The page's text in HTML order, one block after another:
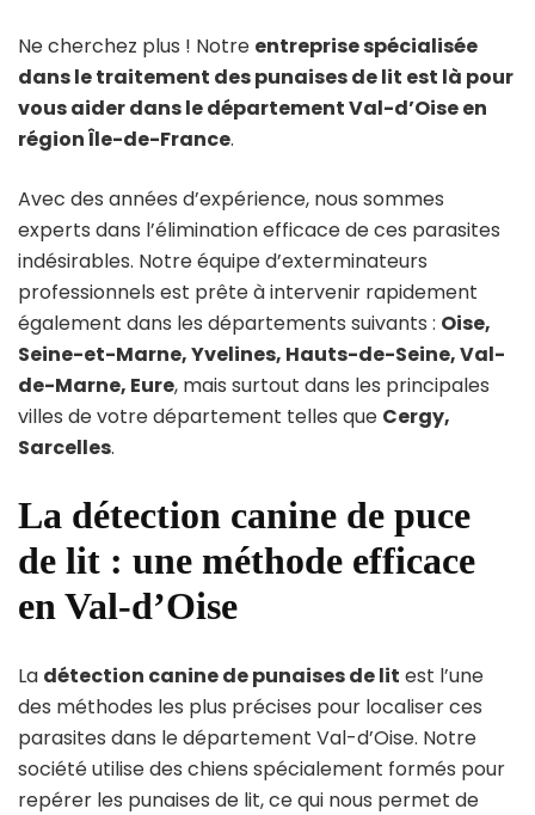
Ne cherchez plus ! Notre entreprise spécialisée
dans le traitement des punaises de lit est là pour
vous aider dans le département Val-d’Oise en
région Île-de-France.
Avec des années d’expérience, nous sommes
experts dans l’élimination efficace de ces parasites
indésirables. Notre équipe d’exterminateurs
professionnels est prête à intervenir rapidement
également dans les départements suivants : Oise,
Seine-et-Marne, Yvelines, Hauts-de-Seine, Val-
de-Marne, Eure, mais surtout dans les principales
villes de votre département telles que Cergy,
Sarcelles.
La détection canine de puce
de lit : une méthode efficace
en Val-d’Oise
La détection canine de punaises de lit est l’une
des méthodes les plus précises pour localiser ces
parasites dans le département Val-d’Oise. Notre
société utilise des chiens spécialement formés pour
repérer les punaises de lit, ce qui nous permet de